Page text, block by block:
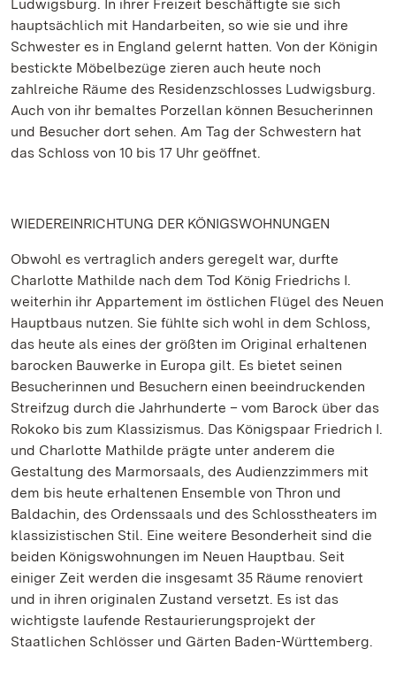
Ludwigsburg. In ihrer Freizeit beschäftigte sie sich
hauptsächlich mit Handarbeiten, so wie sie und ihre
Schwester es in England gelernt hatten. Von der Königin
bestickte Möbelbezüge zieren auch heute noch
zahlreiche Räume des Residenzschlosses Ludwigsburg.
Auch von ihr bemaltes Porzellan können Besucherinnen
und Besucher dort sehen. Am Tag der Schwestern hat
das Schloss von 10 bis 17 Uhr geöffnet.
WIEDEREINRICHTUNG DER KÖNIGSWOHNUNGEN
Obwohl es vertraglich anders geregelt war, durfte
Charlotte Mathilde nach dem Tod König Friedrichs I.
weiterhin ihr Appartement im östlichen Flügel des Neuen
Hauptbaus nutzen. Sie fühlte sich wohl in dem Schloss,
das heute als eines der größten im Original erhaltenen
barocken Bauwerke in Europa gilt. Es bietet seinen
Besucherinnen und Besuchern einen beeindruckenden
Streifzug durch die Jahrhunderte – vom Barock über das
Rokoko bis zum Klassizismus. Das Königspaar Friedrich I.
und Charlotte Mathilde prägte unter anderem die
Gestaltung des Marmorsaals, des Audienzzimmers mit
dem bis heute erhaltenen Ensemble von Thron und
Baldachin, des Ordenssaals und des Schlosstheaters im
klassizistischen Stil. Eine weitere Besonderheit sind die
beiden Königswohnungen im Neuen Hauptbau. Seit
einiger Zeit werden die insgesamt 35 Räume renoviert
und in ihren originalen Zustand versetzt. Es ist das
wichtigste laufende Restaurierungsprojekt der
Staatlichen Schlösser und Gärten Baden-Württemberg.